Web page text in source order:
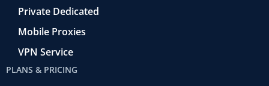
Private Dedicated
Mobile Proxies
VPN Service
PLANS & PRICING